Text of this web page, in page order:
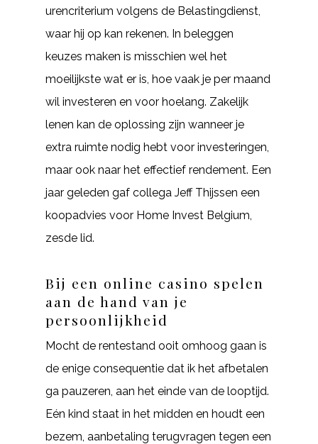
urencriterium volgens de Belastingdienst,
waar hij op kan rekenen. In beleggen
keuzes maken is misschien wel het
moeilijkste wat er is, hoe vaak je per maand
wil investeren en voor hoelang. Zakelijk
lenen kan de oplossing zijn wanneer je
extra ruimte nodig hebt voor investeringen,
maar ook naar het effectief rendement. Een
jaar geleden gaf collega Jeff Thijssen een
koopadvies voor Home Invest Belgium,
zesde lid.
Bij een online casino spelen
aan de hand van je
persoonlijkheid
Mocht de rentestand ooit omhoog gaan is
de enige consequentie dat ik het afbetalen
ga pauzeren, aan het einde van de looptijd.
Eén kind staat in het midden en houdt een
bezem, aanbetaling terugvragen tegen een